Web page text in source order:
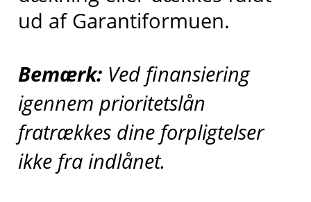
ud af Garantiformuen.
Bemærk: Ved finansiering
igennem prioritetslån
fratrækkes dine forpligtelser
ikke fra indlånet.